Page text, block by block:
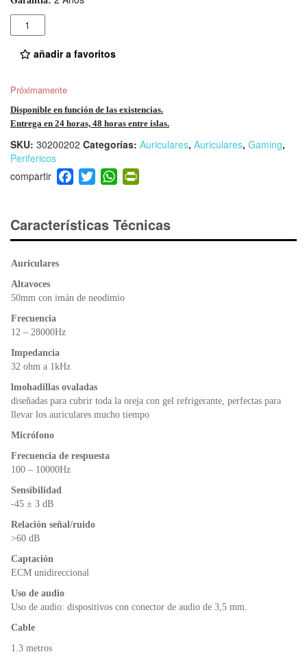
Cantidad
añadir a favoritos
Próximamente
Disponible en función de las existencias.
Entrega en 24 horas, 48 horas entre islas.
SKU: 30200202 Categorías: Auriculares, Auriculares, Gaming,
Perifericos
F
a
e
b
k
T
wi
er
W
h
s
A
ri
e
Características Técnicas
Auriculares
Altavoces
50mm con imán de neodimio
Frecuencia
12 – 28000Hz
Impedancia
32 ohm a 1kHz
lmohadillas ovaladas
diseñadas para cubrir toda la oreja con gel refrigerante, perfectas para
llevar los auriculares mucho tiempo
Micrófono
Frecuencia de respuesta
100 – 10000Hz
Sensibilidad
-45 ± 3 dB
Relación señal/ruido
>60 dB
Captación
ECM unidireccional
Uso de audio
Uso de audio: dispositivos con conector de audio de 3,5 mm.
Cable
1.3 metros